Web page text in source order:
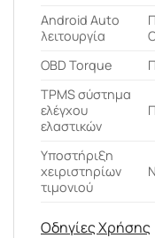
Android Auto
λειτουργία
OBD Torque
ΤPMS σύστημα
ελέγχου
ελαστικών
Υποστήριξη
χειριστηρίων
τιμονιού
Οδηγίες Χρήσης